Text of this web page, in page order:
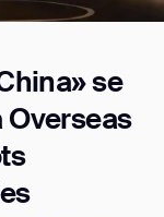
se
Overseas